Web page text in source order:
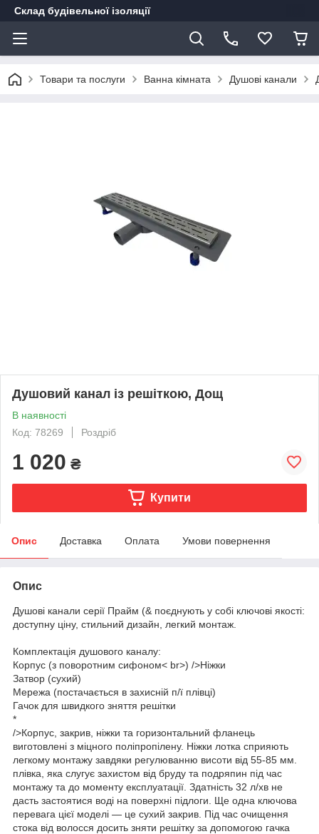
Склад будівельної ізоляції
Товари та послуги Ванна кімната Душові канали
Душовий канал із решіткою, Дощ
В наявності
Код: 78269
Роздріб
1 020 ₴
Купити
Опис Доставка Оплата Умови повернення
Опис
Душові канали серії Прайм (& поєднують у собі ключові якості:
доступну ціну, стильний дизайн, легкий монтаж.
Комплектація душового каналу:
Корпус (з поворотним сифоном< br>) />Ніжки
Затвор (сухий)
Мережа (постачається в захисній п/ї плівці)
Гачок для швидкого зняття решітки
*
/>Корпус, закрив, ніжки та горизонтальний фланець
виготовлені з міцного поліпропілену. Ніжки лотка сприяють
легкому монтажу завдяки регулюванню висоти від 55-85 мм.
плівка, яка слугує захистом від бруду та подряпин під час
монтажу та до моменту експлуатації. Здатність 32 л/хв не
дасть застоятися воді на поверхні підлоги. Ще одна ключова
перевага цієї моделі — це сухий закрив. Під час очищення
стока від волосся досить зняти решітку за допомогою гачка